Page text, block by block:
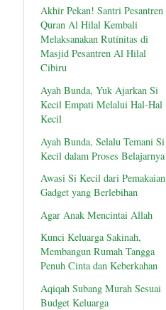
Akhir Pekan! Santri Pesantren
Quran Al Hilal Kembali
Melaksanakan Rutinitas di
Masjid Pesantren Al Hilal
Cibiru
Ayah Bunda, Yuk Ajarkan Si
Kecil Empati Melalui Hal-Hal
Kecil
Ayah Bunda, Selalu Temani Si
Kecil dalam Proses Belajarnya
Awasi Si Kecil dari Pemakaian
Gadget yang Berlebihan
Agar Anak Mencintai Allah
Kunci Keluarga Sakinah,
Membangun Rumah Tangga
Penuh Cinta dan Keberkahan
Aqiqah Subang Murah Sesuai
Budget Keluarga